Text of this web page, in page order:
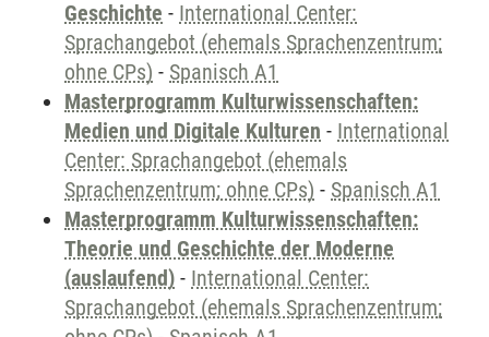
Geschichte - International Center:
Sprachangebot (ehemals Sprachenzentrum;
ohne CPs) - Spanisch A1
Masterprogramm Kulturwissenschaften:
Medien und Digitale Kulturen - International
Center: Sprachangebot (ehemals
Sprachenzentrum; ohne CPs) - Spanisch A1
Masterprogramm Kulturwissenschaften:
Theorie und Geschichte der Moderne
(auslaufend) - International Center:
Sprachangebot (ehemals Sprachenzentrum;